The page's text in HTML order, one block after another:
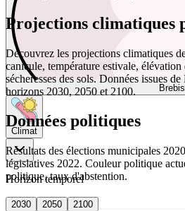
Climat
Horizon temporel
2030 2050
2100
Projections climatiques
Découvrez les projections climatiques
canicule, température estivale,
sécheresses des sols. Données issues
horizons 2030, 2050 et 2100.
Données politiques
Résultats des élections municipales
législatives 2022. Couleur politique
politique, taux d'abstention.